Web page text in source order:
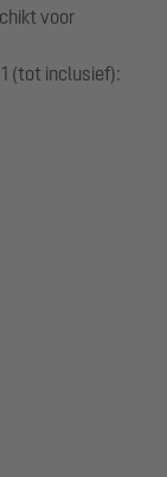
voor
(tot inclusief):